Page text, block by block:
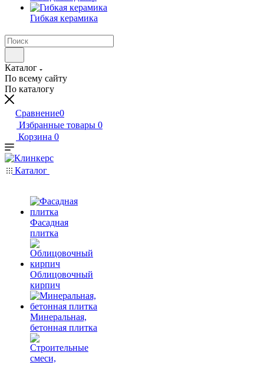
Гибкая керамика
Каталог
По всему сайту
По каталогу
Сравнение0
Избранные товары 0
Корзина 0
Каталог
Фасадная
плитка
Облицовочный
кирпич
Минеральная,
бетонная плитка